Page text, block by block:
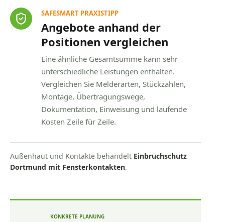
SAFESMART PRAXISTIPP
Angebote anhand der
Positionen vergleichen
Eine ähnliche Gesamtsumme kann sehr
unterschiedliche Leistungen enthalten.
Vergleichen Sie Melderarten, Stückzahlen,
Montage, Übertragungswege,
Dokumentation, Einweisung und laufende
Kosten Zeile für Zeile.
Außenhaut und Kontakte behandelt Einbruchschutz
Dortmund mit Fensterkontakten.
KONKRETE PLANUNG